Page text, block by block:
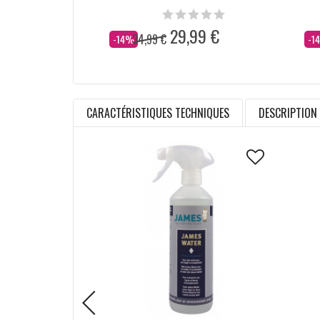
-14%
Dès 34,99 € 29,99 € -
CARACTÉRISTIQUES TECHNIQUES DESCRIPTION